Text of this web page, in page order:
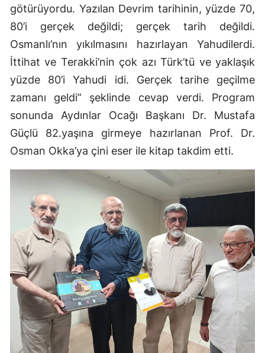
götürüyordu. Yazılan Devrim tarihinin, yüzde 70,
80’i gerçek değildi; gerçek tarih değildi.
Osmanlı’nın yıkılmasını hazırlayan Yahudilerdi.
İttihat ve Terakki’nin çok azı Türk’tü ve yaklaşık
yüzde 80’i Yahudi idi. Gerçek tarihe geçilme
zamanı geldi” şeklinde cevap verdi. Program
sonunda Aydınlar Ocağı Başkanı Dr. Mustafa
Güçlü 82.yaşına girmeye hazırlanan Prof. Dr.
Osman Okka’ya çini eser ile kitap takdim etti.